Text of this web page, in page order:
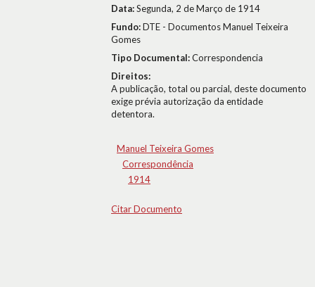
Data:Segunda, 2 de Março de 1914
Fundo:DTE - Documentos Manuel Teixeira
Gomes
Tipo Documental:Correspondencia
Direitos:
A publicação, total ou parcial, deste documento
exige prévia autorização da entidade
detentora.
Manuel Teixeira Gomes
Correspondência
1914
Citar Documento